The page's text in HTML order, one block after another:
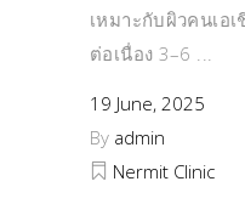
เหมาะกับผิวคนเอ
ต่อเนื่อง 3–6
19 June, 2025
By admin
Nermit Clinic